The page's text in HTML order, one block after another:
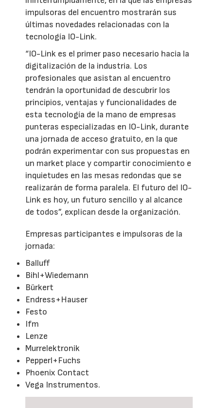
impulsoras del encuentro mostrarán sus
últimas novedades relacionadas con la
tecnología IO-Link.
“IO-Link es el primer paso necesario hacia la
digitalización de la industria. Los
profesionales que asistan al encuentro
tendrán la oportunidad de descubrir los
principios, ventajas y funcionalidades de
esta tecnología de la mano de empresas
punteras especializadas en IO-Link, durante
una jornada de acceso gratuito, en la que
podrán experimentar con sus propuestas en
un market place y compartir conocimiento e
inquietudes en las mesas redondas que se
realizarán de forma paralela. El futuro del IO-
Link es hoy, un futuro sencillo y al alcance
de todos”, explican desde la organización.
Empresas participantes e impulsoras de la
jornada:
Balluff
Bihl+Wiedemann
Bürkert
Endress+Hauser
Festo
Ifm
Lenze
Murrelektronik
Pepperl+Fuchs
Phoenix Contact
Vega Instrumentos.